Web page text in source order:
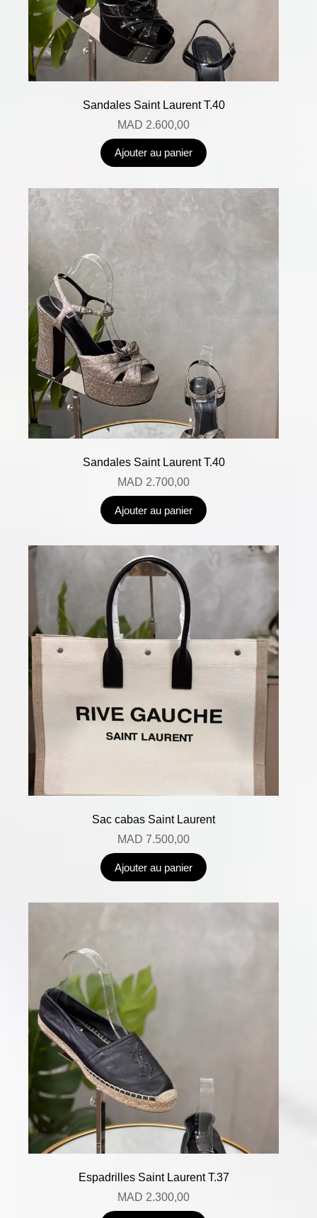
Sandales Saint Laurent T.40
MAD 2.600,00
Ajouter au panier
Sandales Saint Laurent T.40
MAD 2.700,00
Ajouter au panier
Sac cabas Saint Laurent
MAD 7.500,00
Ajouter au panier
Espadrilles Saint Laurent T.37
MAD 2.300,00